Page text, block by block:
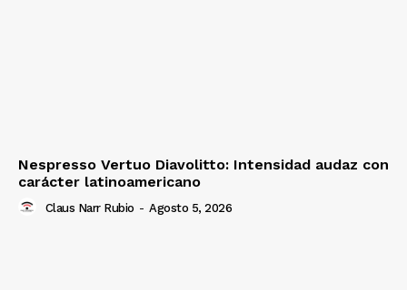
Nespresso Vertuo Diavolitto: Intensidad audaz con
carácter latinoamericano
Claus Narr Rubio - Agosto 5, 2026